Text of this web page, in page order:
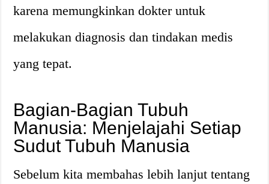
karena memungkinkan dokter untuk
melakukan diagnosis dan tindakan medis
yang tepat.
Bagian-Bagian Tubuh
Manusia: Menjelajahi Setiap
Sudut Tubuh Manusia
Sebelum kita membahas lebih lanjut tentang